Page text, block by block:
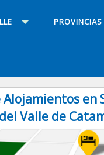
PROVINCIAS
Alojamientos en
del Valle de